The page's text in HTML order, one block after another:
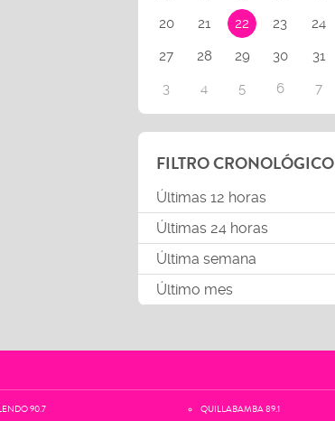
20
21 22 23 24
27
28 29 30 31
3
4 5 6 7
FILTRO CRONOLÓGICO
Últimas 12 horas
Últimas 24 horas
Última semana
Último mes
90.7 QUILLABAMBA 89.1